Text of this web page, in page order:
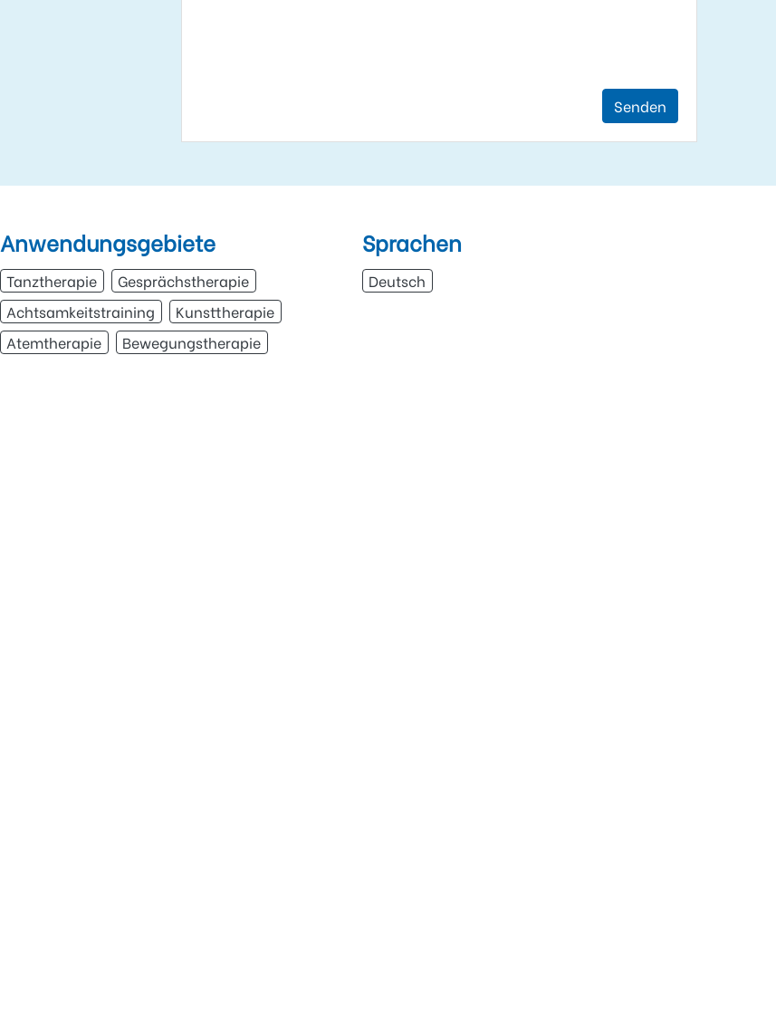
Senden
Anwendungsgebiete
Tanztherapie
Gesprächstherapie
Achtsamkeitstraining
Kunsttherapie
Atemtherapie
Bewegungstherapie
Sprachen
Deutsch